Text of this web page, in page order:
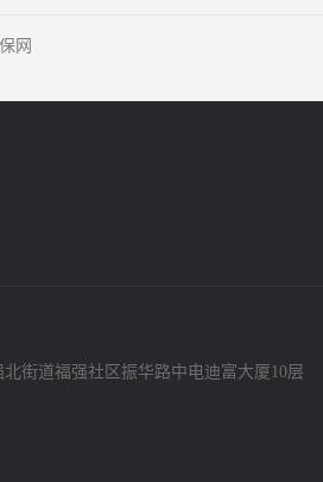
网
街道福强社区振华路中电迪富大厦10层